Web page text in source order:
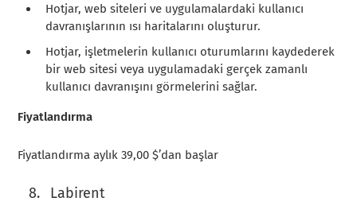
Hotjar, web siteleri ve uygulamalardaki kullanıcı
davranışlarının ısı haritalarını oluşturur.
Hotjar, işletmelerin kullanıcı oturumlarını kaydederek
bir web sitesi veya uygulamadaki gerçek zamanlı
kullanıcı davranışını görmelerini sağlar.
Fiyatlandırma
Fiyatlandırma aylık 39,00 $’dan başlar
Labirent